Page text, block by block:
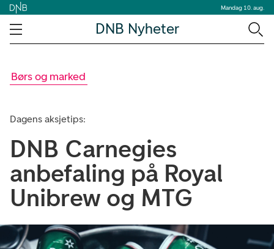
Mandag 10. aug.
DNB Nyheter
Børs og marked
Dagens aksjetips:
DNB Carnegies
anbefaling på Royal
Unibrew og MTG